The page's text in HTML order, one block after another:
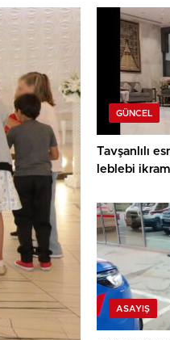
GÜNCEL
Tavşanlılı
leblebi
ASAYIŞ